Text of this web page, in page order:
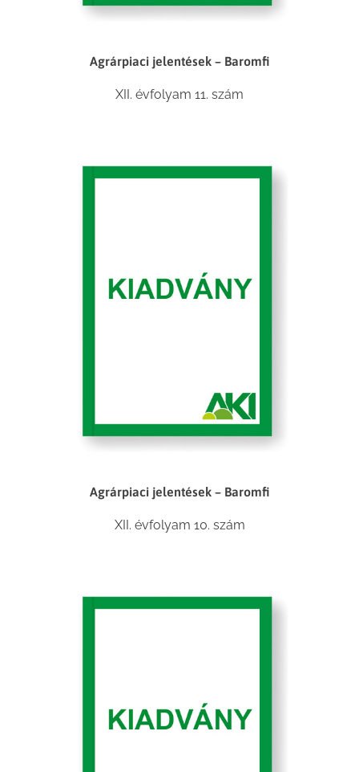
Agrárpiaci jelentések – Baromfi
XII. évfolyam 11. szám
Agrárpiaci jelentések – Baromfi
XII. évfolyam 10. szám